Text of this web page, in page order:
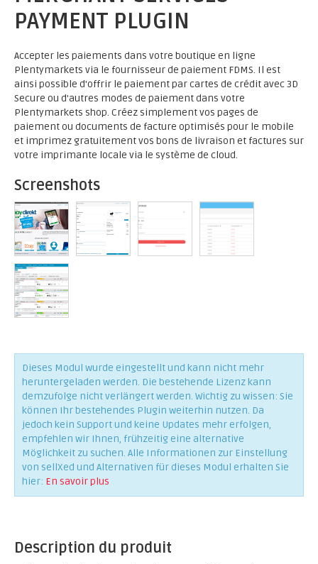
PAYMENT PLUGIN
Accepter les paiements dans votre boutique en ligne
Plentymarkets via le fournisseur de paiement FDMS. Il est
ainsi possible d'offrir le paiement par cartes de crédit avec 3D
Secure ou d'autres modes de paiement dans votre
Plentymarkets shop. Créez simplement vos pages de
paiement ou documents de facture optimisés pour le mobile
et imprimez gratuitement vos bons de livraison et factures sur
votre imprimante locale via le système de cloud.
Screenshots
Dieses Modul wurde eingestellt und kann nicht mehr
heruntergeladen werden. Die bestehende Lizenz kann
demzufolge nicht verlängert werden. Wichtig zu wissen: Sie
können Ihr bestehendes Plugin weiterhin nutzen. Da
jedoch kein Support und keine Updates mehr erfolgen,
empfehlen wir Ihnen, frühzeitig eine alternative
Möglichkeit zu suchen. Alle Informationen zur Einstellung
von sellXed und Alternativen für dieses Modul erhalten Sie
hier: En savoir plus
Description du produit